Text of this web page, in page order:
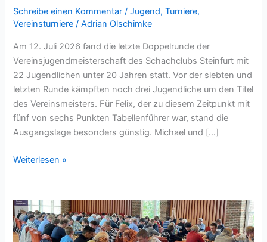
Schreibe einen Kommentar /Jugend,Turniere,
Vereinsturniere /Adrian Olschimke
Am 12. Juli 2026 fand die letzte Doppelrunde der
Vereinsjugendmeisterschaft des Schachclubs Steinfurt mit
22 Jugendlichen unter 20 Jahren statt. Vor der siebten und
letzten Runde kämpften noch drei Jugendliche um den Titel
des Vereinsmeisters. Für Felix, der zu diesem Zeitpunkt mit
fünf von sechs Punkten Tabellenführer war, stand die
Ausgangslage besonders günstig. Michael und […]
Vereinsjugendeinzelmeisterschaft
Weiterlesen »